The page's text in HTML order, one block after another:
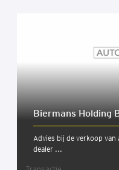
Bier­mans Hol­ding
Advies bij de verkoop van
dealer ...